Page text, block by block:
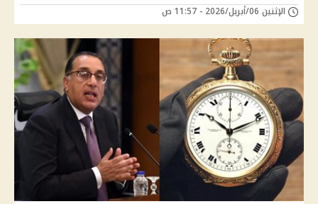
الإثنين 06/أبريل/2026 - 11:57 ص